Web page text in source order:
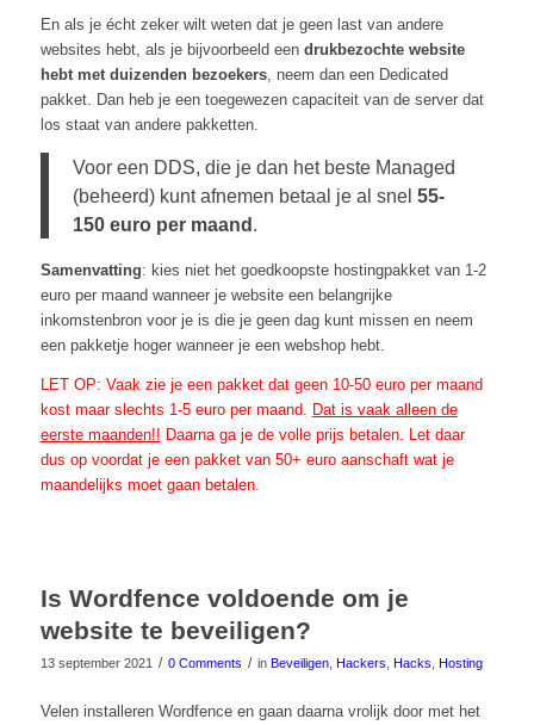
En als je écht zeker wilt weten dat je geen last van andere
websites hebt, als je bijvoorbeeld een drukbezochte website
hebt met duizenden bezoekers, neem dan een Dedicated
pakket. Dan heb je een toegewezen capaciteit van de server dat
los staat van andere pakketten.
Voor een DDS, die je dan het beste Managed
(beheerd) kunt afnemen betaal je al snel 55-
150 euro per maand .
Samenvatting: kies niet het goedkoopste hostingpakket van 1-2
euro per maand wanneer je website een belangrijke
inkomstenbron voor je is die je geen dag kunt missen en neem
een pakketje hoger wanneer je een webshop hebt.
LET OP: Vaak zie je een pakket dat geen 10-50 euro per maand
kost maar slechts 1-5 euro per maand. Dat is vaak alleen de
eerste maanden!! Daarna ga je de volle prijs betalen. Let daar
dus op voordat je een pakket van 50+ euro aanschaft wat je
maandelijks moet gaan betalen.
Is Wordfence voldoende om je
website te beveiligen?
13 september 2021 / 0 Comments / in Beveiligen, Hackers Hacks Hosting
Velen installeren Wordfence en gaan daarna vrolijk door met het